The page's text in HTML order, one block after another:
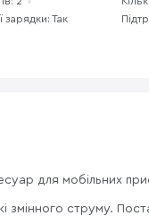
зарядки: Так
для мобільних
змінного струму.